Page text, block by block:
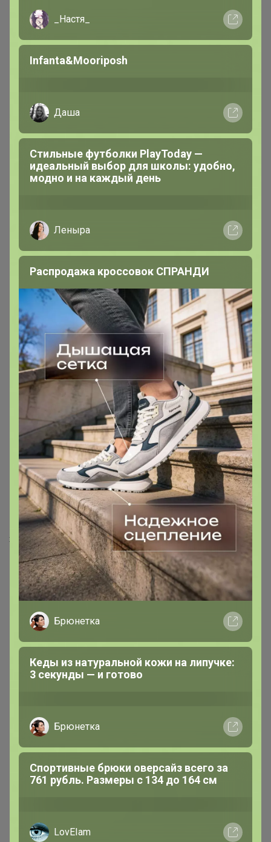
Хит
1 806р
Бра-топ из смесового
хлопка AIRism в рубчик
560р
Женские бесшовные трусы с
_Настя_
Infanta&Mooriposh
Даша
Стильные футболки PlayToday —
идеальный выбор для школы: удобно,
модно и на каждый день
Леныра
Распродажа кроссовок СПРАНДИ
Брюнетка
Кеды из натуральной кожи на липучке:
3 секунды — и готово
Брюнетка
Спортивные брюки оверсайз всего за
761 рубль. Размеры с 134 до 164 см
LovEIam